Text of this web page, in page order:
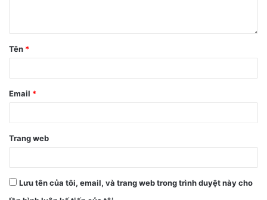
Tên *
Email *
Trang web
Lưu tên của tôi, email, và trang web trong trình duyệt này cho